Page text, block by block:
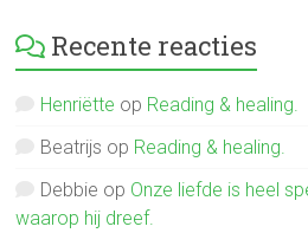
Recente reacties
Henriëtte op Reading & healing.
Beatrijs op Reading & healing.
Debbie op Onze liefde is heel
waarop hij dreef.